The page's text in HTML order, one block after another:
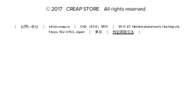
© 2017 CREAP STORE All rights reserved.
｜ お問い合せ ｜ info@creap.co｜ 042（659）1870 ｜ 81-11 2F, Nishiterakatamachi, Hachioji-shi,
Tokyo, 192-0153, Japan ｜ 東京 ｜ 特定商取引法｜